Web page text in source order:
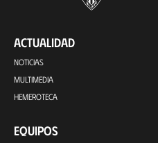
ACTUALIDAD
NOTICIAS
MULTIMEDIA
HEMEROTECA
EQUIPOS